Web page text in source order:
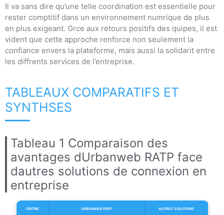
Il va sans dire qu’une telle coordination est essentielle pour
rester comptitif dans un environnement numrique de plus
en plus exigeant. Grce aux retours positifs des quipes, il est
vident que cette approche renforce non seulement la
confiance envers la plateforme, mais aussi la solidarit entre
les diffrents services de l’entreprise.
TABLEAUX COMPARATIFS ET
SYNTHSES
Tableau 1 Comparaison des
avantages dUrbanweb RATP face
dautres solutions de connexion en
entreprise
CRITRE URBANWEB RATP AUTRES SOLUTIONS